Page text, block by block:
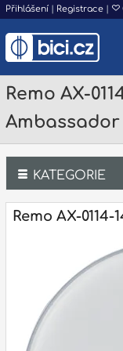
Přihlášení | Registrace |
Remo AX-
Ambassador
KATEGORIE
Bicí
Kytary a strunné
Dechy
Remo AX-